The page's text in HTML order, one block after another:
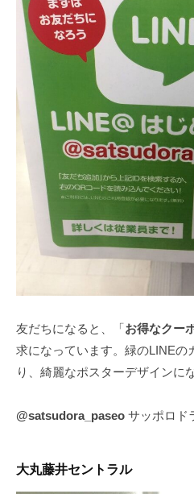
友だちになると、「お得なクー
求になっています。緑のLINEの
り、綺麗なポスターデザインに
@satsudora_paseo サッポロド
大丸藤井セントラル